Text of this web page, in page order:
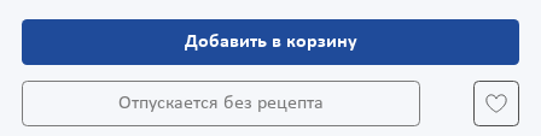
Добавить в корзину
Отпускается без рецепта